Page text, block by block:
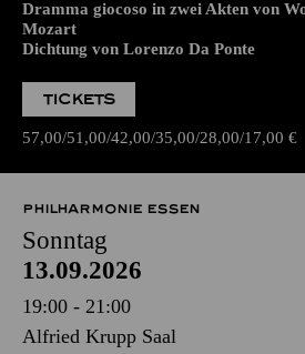
Dramma giocoso in zwei Akten von
Mozart
Dichtung von Lorenzo Da Ponte
TICKETS
57,00 51,00 42,00 35,00 28,00 17,00 €
PHILHARMONIE ESSEN
Sonntag
13.09.2026
19:00 - 21:00
Alfried Krupp Saal